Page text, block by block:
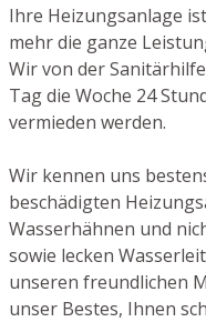
Ihre Heizungsanlage
mehr die ganze
Wir von der
Tag die Woche 24
vermieden werden.
Wir kennen uns
beschädigten
Wasserhähnen und
sowie lecken
unseren freundlichen
unser Bestes, Ihnen